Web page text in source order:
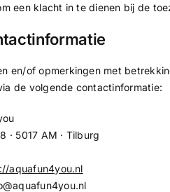
een klacht in te dienen bij de
en/of opmerkingen met
de volgende contactinformatie:
· 5017 AM · Tilburg
aquafun4you.nl
aquafun4you.nl